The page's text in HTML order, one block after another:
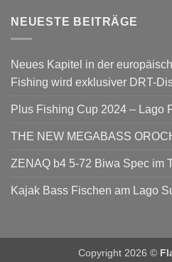
NEUESTE BEITRÄGE
Neues Kapitel in der
Fishing wird exklusiver DRT-
Plus Fishing Cup 2024 – Lago
THE NEW MEGABASS
ZENAQ b4 5-72 Biwa Spec im
Kajak Bass Fischen am Lago
Copyright 2026 ©